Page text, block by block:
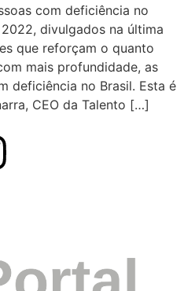
com deficiência no
divulgados na última
que reforçam o quanto
mais profundidade, as
deficiência no Brasil. Esta é
CEO da Talento […]